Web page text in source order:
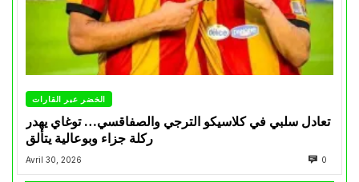
الخضر عبر القارات
تعادل سلبي في كلاسيكو الترجي والصفاقسي… توغاي يهدر
ركلة جزاء وبوعالية يتألق
Avril 30, 2026 0